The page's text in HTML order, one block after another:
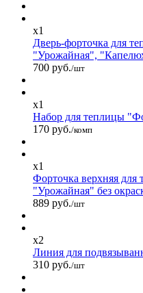
x1
Дверь-форточка для
"Урожайная",
700 руб./шт
x1
Набор для теплицы
170 руб./комп
x1
Форточка верхняя
"Урожайная" без
889 руб./шт
x2
Линия для
310 руб./шт